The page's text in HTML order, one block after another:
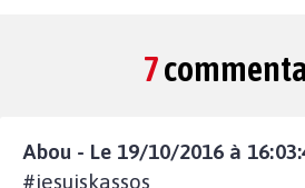
7
Abou - Le 19/10/2016 à
#jesuiskassos